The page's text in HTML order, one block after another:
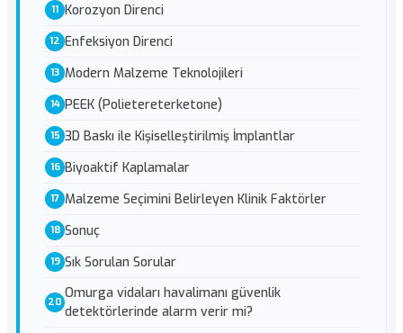
Korozyon Direnci
Enfeksiyon Direnci
Modern Malzeme Teknolojileri
PEEK (Polietereterketone)
3D Baskı ile Kişiselleştirilmiş İmplantlar
Biyoaktif Kaplamalar
Malzeme Seçimini Belirleyen Klinik Faktörler
Sonuç
Sık Sorulan Sorular
Omurga vidaları havalimanı güvenlik
detektörlerinde alarm verir mi?